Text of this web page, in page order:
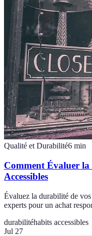
Qualité et Durabilité6 min
Comment Évaluer
Accessibles
Évaluez la durabilité de
experts pour un achat
durabilitéhabits accessibles
Jul 27